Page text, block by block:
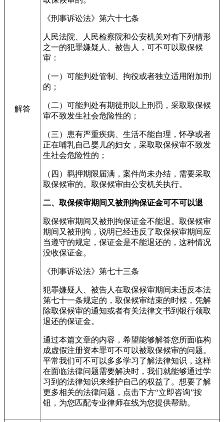
解答
《刑事诉讼法》第六十七条
人民法院、人民检察院和公安机关对有下列情形
之一的犯罪嫌疑人、被告人，可不可以取保候
审：
（一）可能判处管制、拘役或者独立适用附加刑
的；
（二）可能判处有期徒刑以上刑罚，采取取保候
审不致发生社会危险性的；
（三）患有严重疾病、生活不能自理，怀孕或者
正在哺乳自己婴儿的妇女，采取取保候审不致发
生社会危险性的；
（四）羁押期限届满，案件尚未办结，需要采取
取保候审的。取保候审由公安机关执行。
二、取保候审期间又被刑拘保证金可不可以退
取保候审期间又被刑拘保证金不能退。取保候审
期间又被刑拘，说明已经违反了取保候审期间应
当遵守的规定，保证金是不能退还的，这种情况
没收保证金。
《刑事诉讼法》第七十三条
犯罪嫌疑人、被告人在取保候审期间未违反本法
第七十一条规定的，取保候审结束的时候，凭解
除取保候审的通知或者有关法律文书到银行领取
退还的保证金。
通过本篇文章的内容，希望能够解答您所面临构
成虚假注册资本罪可不可以被取保候审的问题。
平常我们可不可以多多学习了解法律知识，这样
在面临法律问题需要解决时，我们就能够通过学
习到的法律知识来维护自己的权益了。想要了解
更多相关的法律问题，点击下方“立即咨询”按
钮，为您匹配专业律师在线为您提供帮助。